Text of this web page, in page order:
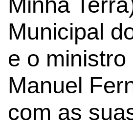
Municipal
e o
Manuel
com as